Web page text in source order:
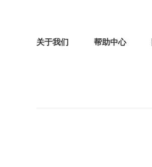
关于我们 帮助中心